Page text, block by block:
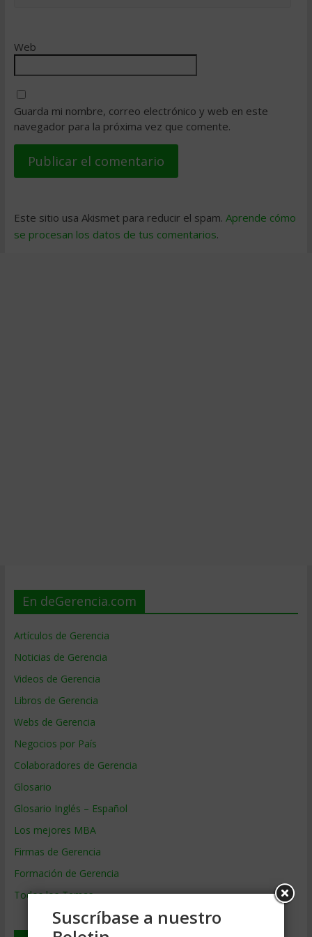
Web
Guarda mi nombre, correo electrónico y web en este
navegador para la próxima vez que comente.
Este sitio usa Akismet para reducir el spam. Aprende cómo
se procesan los datos de tus comentarios.
En deGerencia.com
Artículos de Gerencia
Noticias de Gerencia
Videos de Gerencia
Libros de Gerencia
Webs de Gerencia
Negocios por País
Colaboradores de Gerencia
Glosario
Glosario Inglés – Español
Los mejores MBA
Firmas de Gerencia
Formación de Gerencia
Todos los Temas
Suscríbase a nuestro